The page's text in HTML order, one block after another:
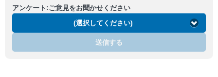
アンケート:ご意見をお聞かせください
(選択してください)
送信する